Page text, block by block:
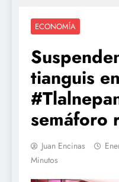
ECONOMÍA
tianguis en
semáforo
Juan Encinas
Minutos